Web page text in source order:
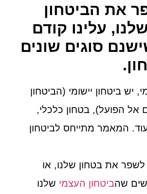
את הביטחון
עלינו קודם
סוגים שונים
יש ביטחון יישומי (הביטחון
אל הפועל), בטחון כלכלי,
המאמר מתייחס לביטחון
לשפר את בטחון שלנו, או
שהביטחון העצמי שלנו